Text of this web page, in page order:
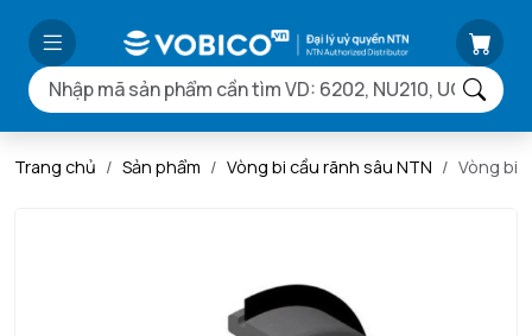
Trang chủ Sản phẩm Vòng bi cầu rãnh sâu NTN Vòng bi